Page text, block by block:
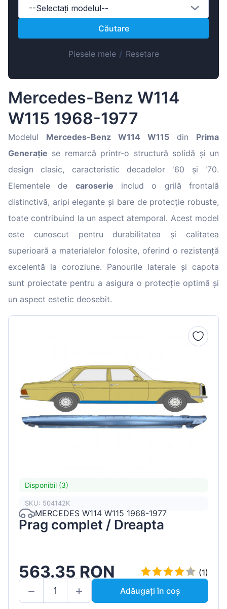
Lietuvių
Hrvatski
Português
Slovenčina
--Selectați modelul--
Căutare
Piesele mele/ Resetare
Mercedes-Benz W114
W115 1968-1977
Modelul Mercedes-Benz W114 W115 din Prima
Generație se remarcă printr-o structură solidă și un
design clasic, caracteristic decadelor '60 și '70.
Elementele de caroserie includ o grilă frontală
distinctivă, aripi elegante și bare de protecție robuste,
toate contribuind la un aspect atemporal. Acest model
este cunoscut pentru durabilitatea și calitatea
superioară a materialelor folosite, oferind o rezistență
excelentă la coroziune. Panourile laterale și capota
sunt proiectate pentru a asigura o protecție optimă și
un aspect estetic deosebit.
Disponibil (3)
SKU: 504142K
MERCEDES W114 W115 1968-1977
Prag complet / Dreapta
563.35 RON
(1)
Adăugați în coș